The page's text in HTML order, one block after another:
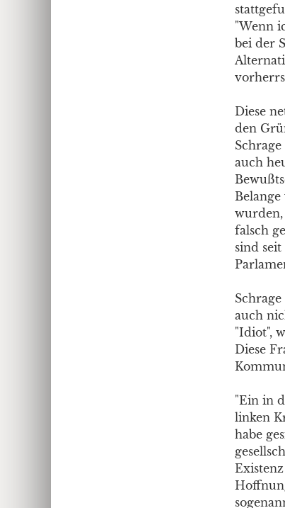
"Wenn
bei der
Diese
den
auch
wurden,
falsch
sind
auch
"Idiot",
Diese
"Ein in
linken
habe